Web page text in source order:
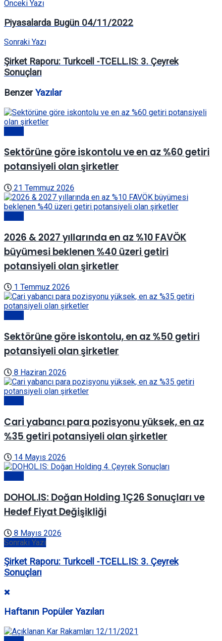
Önceki Yazı
Piyasalarda Bugün 04/11/2022
Sonraki Yazı
Şirket Raporu: Turkcell -TCELL.IS: 3. Çeyrek
Sonuçları
BenzerYazılar
Sektörüne göre iskontolu ve en az %60 getiri
potansiyeli olan şirketler
21 Temmuz 2026
2026 & 2027 yıllarında en az %10 FAVÖK
büyümesi beklenen %40 üzeri getiri
potansiyeli olan şirketler
1 Temmuz 2026
Sektörüne göre iskontolu, en az %50 getiri
potansiyeli olan şirketler
8 Haziran 2026
Cari yabancı para pozisyonu yüksek, en az
%35 getiri potansiyeli olan şirketler
14 Mayıs 2026
DOHOL.IS: Doğan Holding 1Ç26 Sonuçları ve
Hedef Fiyat Değişikliği
8 Mayıs 2026
Sonraki Yazı
Şirket Raporu: Turkcell -TCELL.IS: 3. Çeyrek
Sonuçları
Haftanın Popüler Yazıları